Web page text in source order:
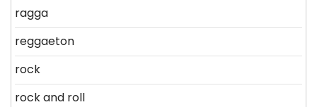
ragga
reggaeton
rock
rock and roll